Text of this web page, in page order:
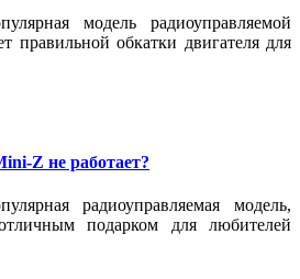
модель радиоуправляемой
правильной обкатки двигателя для
Z не работает?
радиоуправляемая модель,
подарком для любителей